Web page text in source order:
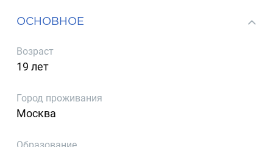
ОСНОВНОЕ
Возраст
19 лет
Город проживания
Москва